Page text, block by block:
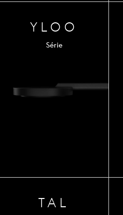
YLOO
Série
TAL